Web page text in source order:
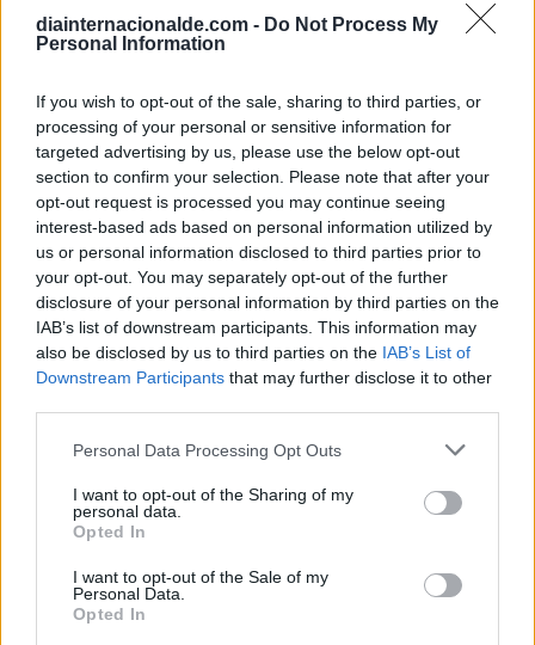
diainternacionalde.com - Do Not Process My
Personal Information
If you wish to opt-out of the sale, sharing to third parties, or
processing of your personal or sensitive information for
targeted advertising by us, please use the below opt-out
section to confirm your selection. Please note that after your
opt-out request is processed you may continue seeing
interest-based ads based on personal information utilized by
us or personal information disclosed to third parties prior to
your opt-out. You may separately opt-out of the further
disclosure of your personal information by third parties on the
IAB’s list of downstream participants. This information may
also be disclosed by us to third parties on the IAB’s List of
Downstream Participants that may further disclose it to other
Personal Data Processing Opt Outs
I want to opt-out of the Sharing of my
personal data.
Opted In
I want to opt-out of the Sale of my
Personal Data.
Opted In
Calendario Astronómico de 2026
Calendario Lunar
2027
Calculadoras
Calcula la diferencia entre fechas
Sumar o restar días o semanas a una
fecha
Calcular días hábiles
¿Cuántos días he vivido?
¿Quién cumple años hoy?
Calculadora de Calorías
Todas las calculadoras
Únete al canal de WhatsApp